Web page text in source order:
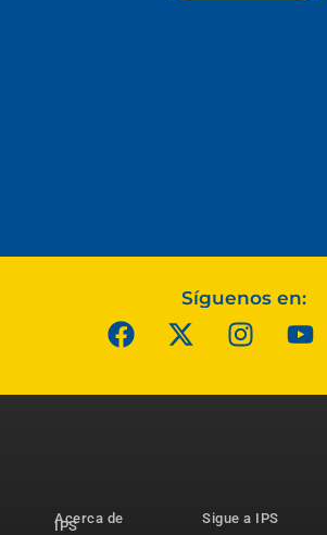
Síguenos en:
Acerca de
IPS
Sigue a IPS